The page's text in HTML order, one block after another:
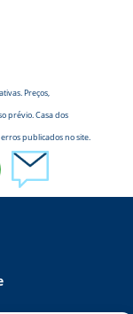
Preços,
prévio. Casa dos
publicados no site.